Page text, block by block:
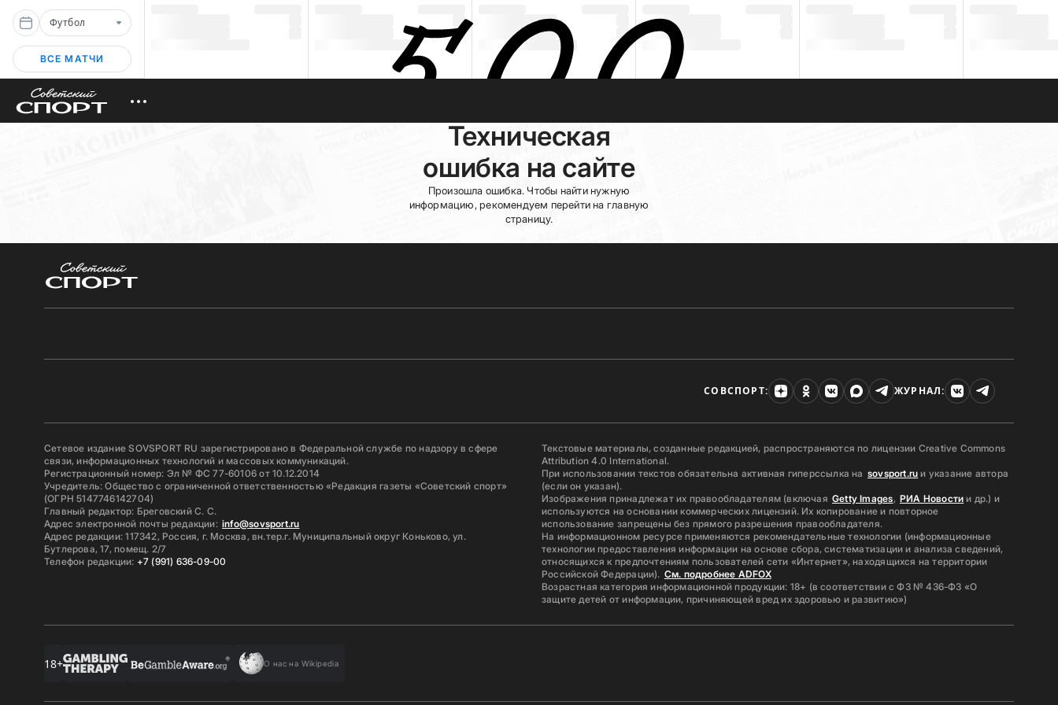
Футбол
ВСЕ МАТЧИ
Техническая
ошибка на сайте
Произошла ошибка. Чтобы найти нужную
информацию, рекомендуем перейти на главную
страницу.
СОВСПОРТ: ЖУРНАЛ:
Сетевое издание SOVSPORT RU зарегистрировано в Федеральной службе по надзору в сфере
связи, информационных технологий и массовых коммуникаций.
Регистрационный номер: Эл № ФС 77-60106 от 10.12.2014
Учредитель: Общество с ограниченной ответственностью «Редакция газеты «Советский спорт»
(ОГРН 5147746142704)
Главный редактор: Бреговский С. С.
Адрес электронной почты редакции: info@sovsport.ru
Адрес редакции: 117342, Россия, г. Москва, вн.тер.г. Муниципальный округ Коньково, ул.
Бутлерова, 17, помещ. 2/7
Телефон редакции: +7 (991) 636-09-00
Текстовые материалы, созданные редакцией, распространяются по лицензии Creative Commons
Attribution 4.0 International.
При использовании текстов обязательна активная гиперссылка на sovsport.ru и указание автора
(если он указан).
Изображения принадлежат их правообладателям (включая Getty Images, РИА Новости и др.) и
используются на основании коммерческих лицензий. Их копирование и повторное
использование запрещены без прямого разрешения правообладателя.
На информационном ресурсе применяются рекомендательные технологии (информационные
технологии предоставления информации на основе сбора, систематизации и анализа сведений,
относящихся к предпочтениям пользователей сети «Интернет», находящихся на территории
Российской Федерации). См. подробнее ADFOX
Возрастная категория информационной продукции: 18+ (в соответствии с ФЗ № 436-ФЗ «О
защите детей от информации, причиняющей вред их здоровью и развитию»)
18+ О нас на Wikipedia